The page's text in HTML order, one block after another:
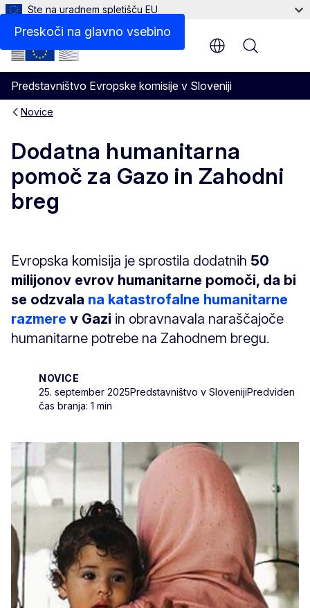
Preskoči na glavno vsebino
Ste na uradnem spletišču EU
Predstavništvo Evropske komisije v Sloveniji
Menu
Novice
Dodatna humanitarna
pomoč za Gazo in Zahodni
breg
Evropska komisija je sprostila dodatnih 50
milijonov evrov humanitarne pomoči, da bi
se odzvala na katastrofalne humanitarne
razmere v Gazi in obravnavala naraščajoče
humanitarne potrebe na Zahodnem bregu.
NOVICE
25. september 2025Predstavništvo v SlovenijiPredviden
čas branja: 1 min